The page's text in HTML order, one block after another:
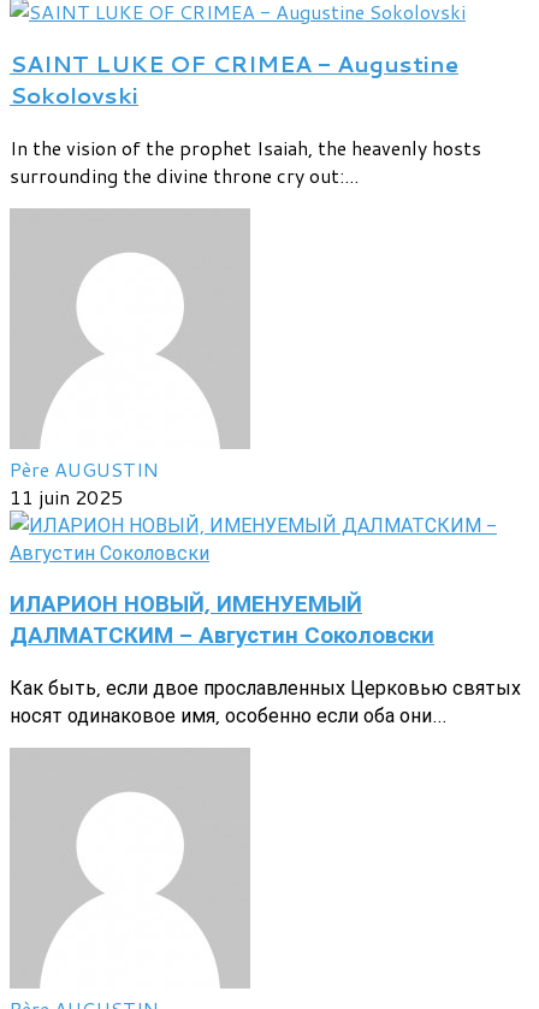
SAINT LUKE OF CRIMEA - Augustine
Sokolovski
In the vision of the prophet Isaiah, the heavenly hosts
surrounding the divine throne cry out:...
Père AUGUSTIN
11 juin 2025
ИЛАРИОН НОВЫЙ, ИМЕНУЕМЫЙ
ДАЛМАТСКИМ - Августин Соколовски
Как быть, если двое прославленных Церковью святых
носят одинаковое имя, особенно если оба они...